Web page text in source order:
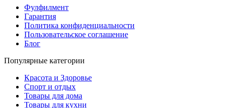
Фулфилмент
Гарантия
Политика конфиденциальности
Пользовательское соглашение
Блог
Популярные категории
Красота и Здоровье
Спорт и отдых
Товары для дома
Товары для кухни